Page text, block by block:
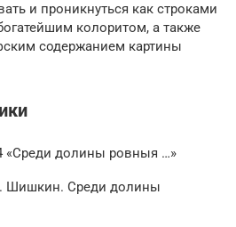
и проникнуться как строками
колоритом, а также
содержанием картины
«Среди долины ровныя …»
Шишкин. Среди долины